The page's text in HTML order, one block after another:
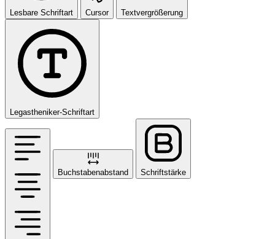
Lesbare Schriftart Cursor Textvergrößerung
Legastheniker-Schriftart
Buchstabenabstand Schriftstärke